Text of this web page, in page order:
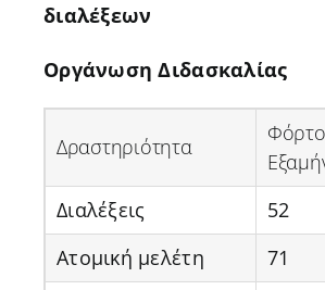
διαλέξεων
Οργάνωση Διδασκαλίας
Δραστηριότητα
Διαλέξεις
52
Ατομική μελέτη
71